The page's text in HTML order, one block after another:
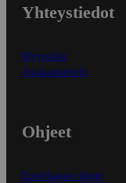
Yhteystiedot
Myymälät
Asiakaspalvelu
Ohjeet
Ensitilaajan ohjeet